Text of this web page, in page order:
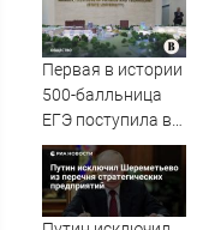
время урагана в
Смоленске -
Новости на
Вести.ru
Первая в истории
500-балльница
ЕГЭ поступила в
МФТИ